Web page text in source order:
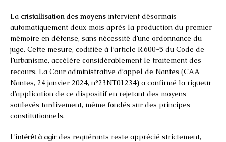
La cristallisation des moyens intervient désormais
automatiquement deux mois après la production du premier
mémoire en défense, sans nécessité d’une ordonnance du
juge. Cette mesure, codifiée à l’article R.600-5 du Code de
l’urbanisme, accélère considérablement le traitement des
recours. La Cour administrative d’appel de Nantes (CAA
Nantes, 24 janvier 2024, n°23NT01234) a confirmé la rigueur
d’application de ce dispositif en rejetant des moyens
soulevés tardivement, même fondés sur des principes
constitutionnels.
L’intérêt à agirdes requérants reste apprécié strictement,